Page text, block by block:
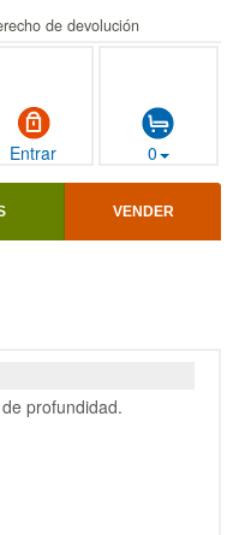
de devolución
Entrar 0
VENDER
profundidad.